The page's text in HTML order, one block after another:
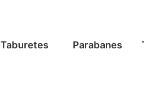
Taburetes Parabanes